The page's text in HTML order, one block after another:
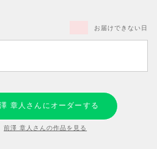
お届けできない日
章人さんにオーダーする
前澤 章人さんの作品を見る